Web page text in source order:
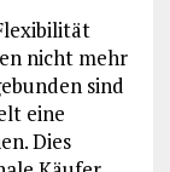
nicht mehr
sind
eine
Dies